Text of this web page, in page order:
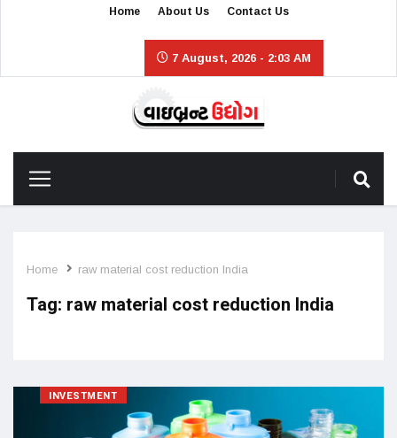
Home About Us Contact Us
7 August, 2026 - 2:03 AM
Home raw material cost reduction India
Tag: raw material cost reduction India
INVESTMENT